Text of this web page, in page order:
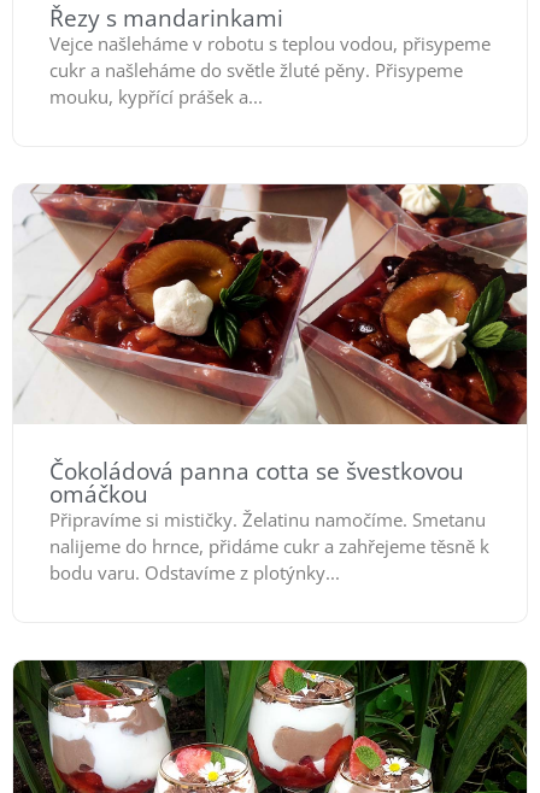
Řezy s mandarinkami
Vejce našleháme v robotu s teplou vodou, přisypeme
cukr a našleháme do světle žluté pěny. Přisypeme
mouku, kypřící prášek a...
Čokoládová panna cotta se švestkovou
omáčkou
Připravíme si mističky. Želatinu namočíme. Smetanu
nalijeme do hrnce, přidáme cukr a zahřejeme těsně k
bodu varu. Odstavíme z plotýnky...